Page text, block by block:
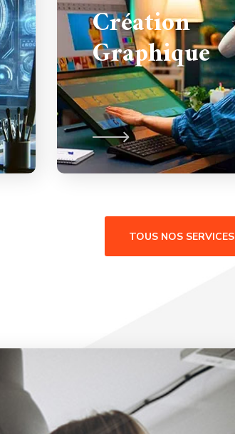
Création
Graphique
TOUS NOS SERVICES